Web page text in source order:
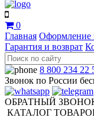
0
Главная Оформление
Гарантия и возврат
8 800 234 22
Звонок по России
ОБРАТНЫЙ
КАТАЛОГ